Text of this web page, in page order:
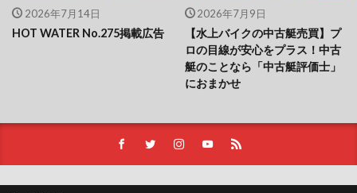
2026年7月14日
HOT WATER No.275掲載広告
2026年7月9日
【水上バイクの中古艇売買】プ
ロの目線が安心をプラス！中古
艇のことなら「中古艇評価士」
におまかせ